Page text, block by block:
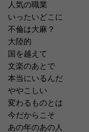
人気の職業
いったいどこに
不倫は大麻？
大陸的
国を越えて
文楽のあとで
本当にいるんだ
ややこしい
変わるものとは
今だからこそ
あの年のあの人